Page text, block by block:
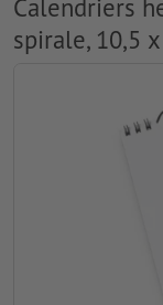
Calendriers
spirale, 10,5